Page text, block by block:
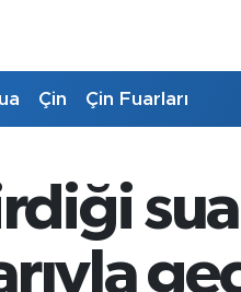
Çin Çin Fuarları